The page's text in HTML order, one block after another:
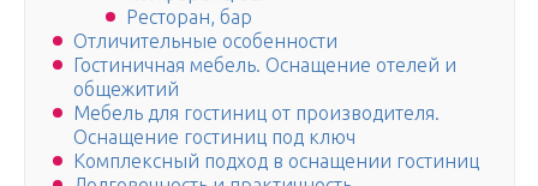
Ресторан, бар
Отличительные особенности
Гостиничная мебель. Оснащение отелей и
общежитий
Мебель для гостиниц от производителя.
Оснащение гостиниц под ключ
Комплексный подход в оснащении гостиниц